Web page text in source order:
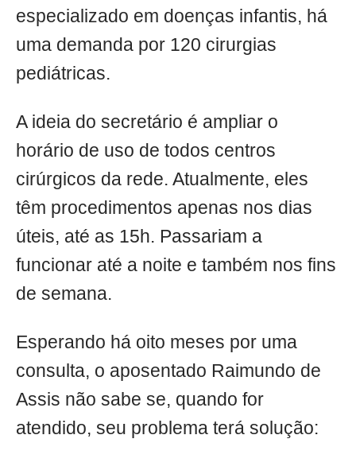
especializado em doenças infantis, há
uma demanda por 120 cirurgias
pediátricas.
A ideia do secretário é ampliar o
horário de uso de todos centros
cirúrgicos da rede. Atualmente, eles
têm procedimentos apenas nos dias
úteis, até as 15h. Passariam a
funcionar até a noite e também nos fins
de semana.
Esperando há oito meses por uma
consulta, o aposentado Raimundo de
Assis não sabe se, quando for
atendido, seu problema terá solução: